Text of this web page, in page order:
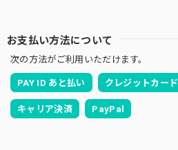
お支払い方法について
次の方法がご利用いただけます。
PAY ID あと払い クレジットカード
キャリア決済 PayPal